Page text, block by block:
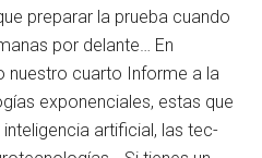
preparar la prueba cuando
por delante… En
nuestro cuarto Informe a la
exponenciales, estas que
artificial, las tec­